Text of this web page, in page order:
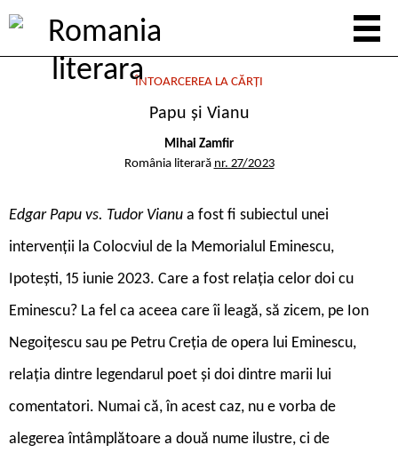
ÎNTOARCEREA LA CĂRȚI
Papu și Vianu
Mihai Zamfir
România literară nr. 27/2023
Edgar Papu vs. Tudor Vianu a fost fi subiectul unei
intervenții la Colocviul de la Memorialul Eminescu,
Ipotești, 15 iunie 2023. Care a fost relația celor doi cu
Eminescu? La fel ca aceea care îi leagă, să zicem, pe Ion
Negoițescu sau pe Petru Creția de opera lui Eminescu,
relația dintre legendarul poet și doi dintre marii lui
comentatori. Numai că, în acest caz, nu e vorba de
alegerea întâmplătoare a două nume ilustre, ci de